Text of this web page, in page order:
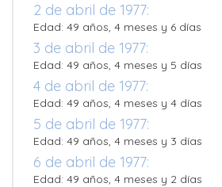
2 de abril de 1977:
Edad: 49 años, 4 meses y 6 días
3 de abril de 1977:
Edad: 49 años, 4 meses y 5 días
4 de abril de 1977:
Edad: 49 años, 4 meses y 4 días
5 de abril de 1977:
Edad: 49 años, 4 meses y 3 días
6 de abril de 1977:
Edad: 49 años, 4 meses y 2 días